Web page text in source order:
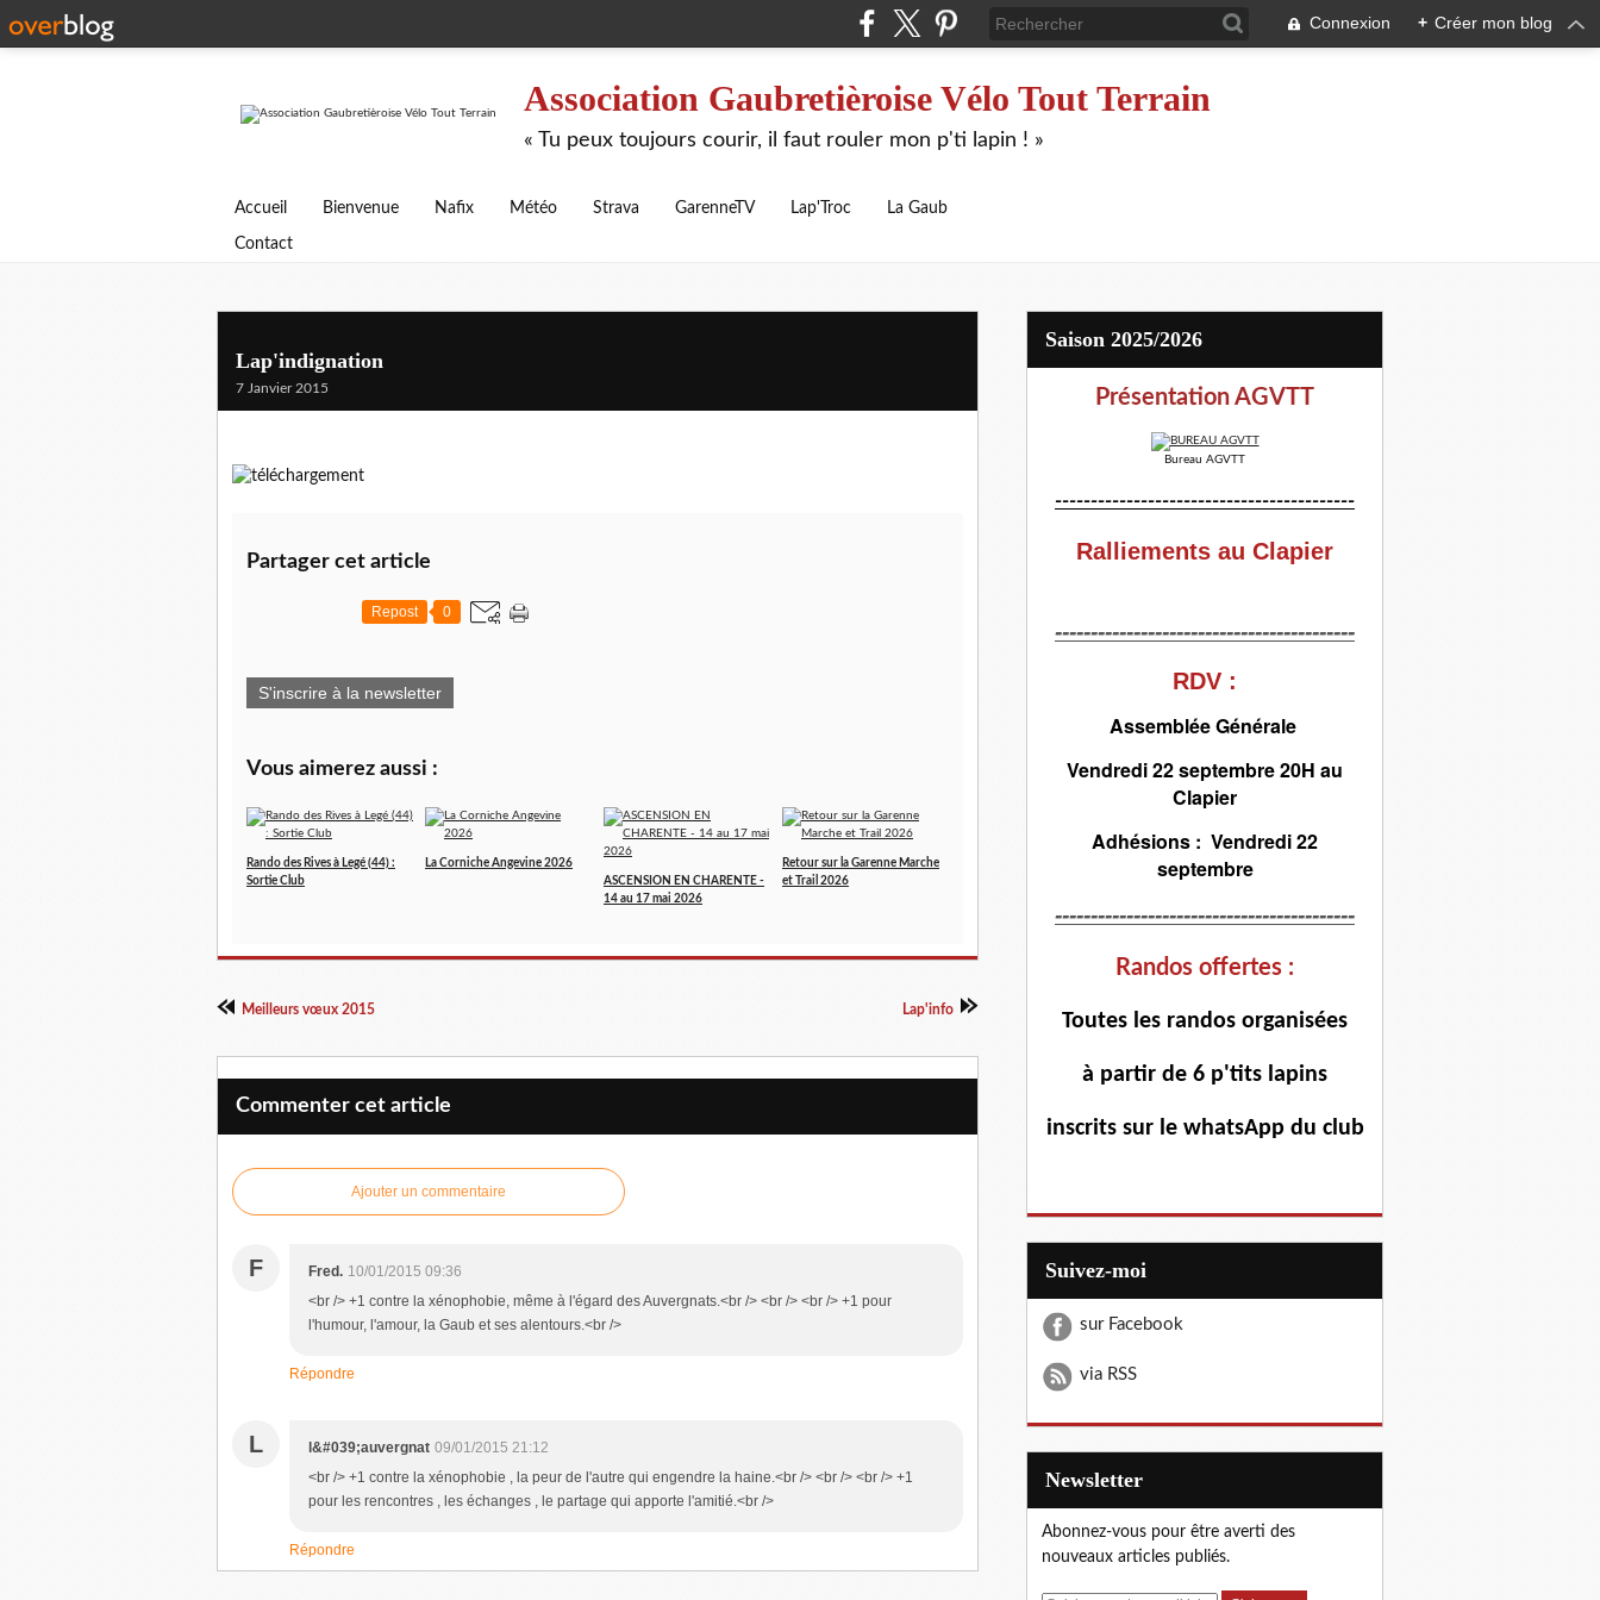
Connexion + Créer mon blog
Association Gaubretièroise Vélo Tout Terrain
« Tu peux toujours courir, il faut rouler mon p'ti lapin ! »
Accueil Bienvenue Nafix Météo Strava GarenneTV Lap'Troc La Gaub
Contact
Lap'indignation
7 Janvier 2015
Partager cet article
Repost 0
S'inscrire à la newsletter
Vous aimerez aussi :
Rando des Rives à Legé (44) :
Sortie Club
La Corniche Angevine 2026
ASCENSION EN CHARENTE -
14 au 17 mai 2026
Retour sur la Garenne Marche
et Trail 2026
Meilleurs vœux 2015 Lap'info
Commenter cet article
Ajouter un commentaire
F Fred. 10/01/2015 09:36
<br /> +1 contre la xénophobie, même à l'égard des Auvergnats.<br /> <br /> <br /> +1 pour
l'humour, l'amour, la Gaub et ses alentours.<br />
Répondre
L l&#039;auvergnat 09/01/2015 21:12
<br /> +1 contre la xénophobie , la peur de l'autre qui engendre la haine.<br /> <br /> <br /> +1
pour les rencontres , les échanges , le partage qui apporte l'amitié.<br />
Répondre
Saison 2025/2026
Présentation AGVTT
Bureau AGVTT
------------------------------------------
Ralliements au Clapier
------------------------------------------
RDV :
Assemblée Générale
Vendredi 22 septembre 20H au
Clapier
Adhésions : Vendredi 22
septembre
------------------------------------------
Randos offertes :
Toutes les randos organisées
à partir de 6 p'tits lapins
inscrits sur le whatsApp du club
Suivez-moi
sur Facebook
via RSS
Newsletter
Abonnez-vous pour être averti des
nouveaux articles publiés.